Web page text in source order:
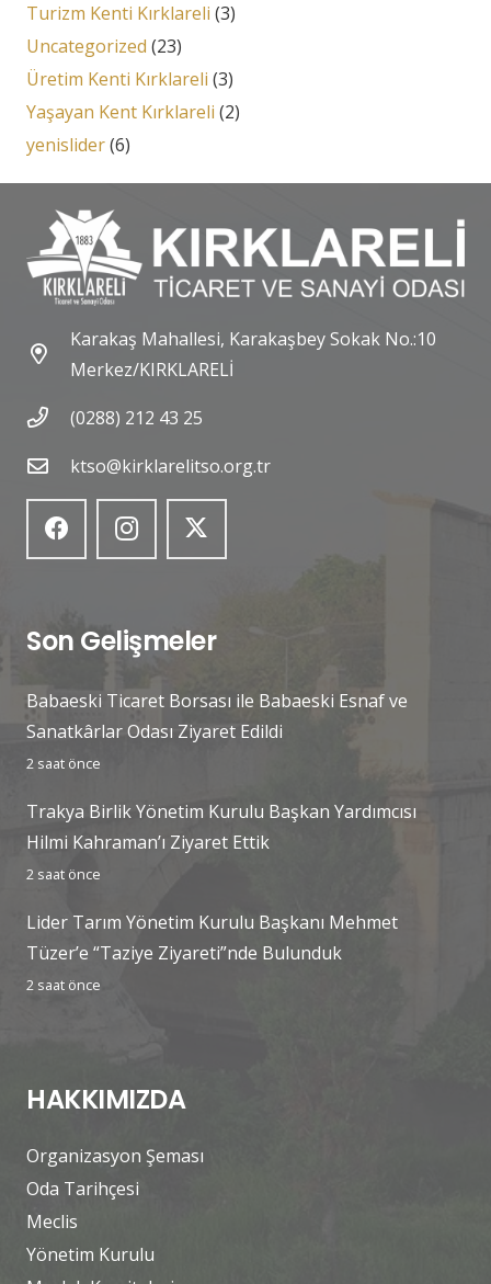
Turizm Kenti Kırklareli (3)
Uncategorized (23)
Üretim Kenti Kırklareli (3)
Yaşayan Kent Kırklareli (2)
yenislider(6)
Karakaş Mahallesi, Karakaşbey Sokak No.:10
Merkez/KIRKLARELİ
(0288) 212 43 25
ktso@kirklarelitso.org.tr
Son Gelişmeler
Babaeski Ticaret Borsası ile Babaeski Esnaf ve
Sanatkârlar Odası Ziyaret Edildi
2 saat önce
Trakya Birlik Yönetim Kurulu Başkan Yardımcısı
Hilmi Kahraman’ı Ziyaret Ettik
2 saat önce
Lider Tarım Yönetim Kurulu Başkanı Mehmet
Tüzer’e “Taziye Ziyareti”nde Bulunduk
2 saat önce
HAKKIMIZDA
Organizasyon Şeması
Oda Tarihçesi
Meclis
Yönetim Kurulu